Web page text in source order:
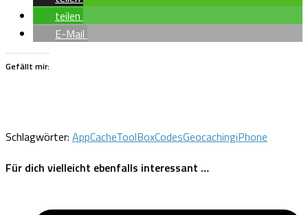
teilen
E-Mail
Gefällt mir:
Schlagwörter: AppCacheToolBoxCodesGeocachingiPhone
Für dich vielleicht ebenfalls interessant …